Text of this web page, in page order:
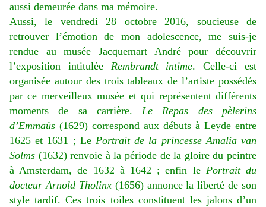
aussi demeurée dans ma mémoire.
Aussi, le vendredi 28 octobre 2016, soucieuse de
retrouver l’émotion de mon adolescence, me suis-je
rendue au musée Jacquemart André pour découvrir
l’exposition intitulée Rembrandt intime. Celle-ci est
organisée autour des trois tableaux de l’artiste possédés
par ce merveilleux musée et qui représentent différents
moments de sa carrière.Le
Repas des pèlerins
d’Emmaüs (1629) correspond aux débuts à Leyde entre
1625 et 1631 ; Le Portrait de la princesse Amalia van
Solms (1632) renvoie à la période de la gloire du peintre
à Amsterdam, de 1632 à 1642 ; enfin le Portrait du
docteur Arnold Tholinx(1656) annonce la liberté de son
style tardif. Ces trois toiles constituent les jalons d’un